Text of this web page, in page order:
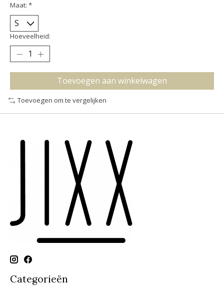
Maat: *
Hoeveelheid:
Toevoegen aan winkelwagen
Toevoegen om te vergelijken
Categorieën